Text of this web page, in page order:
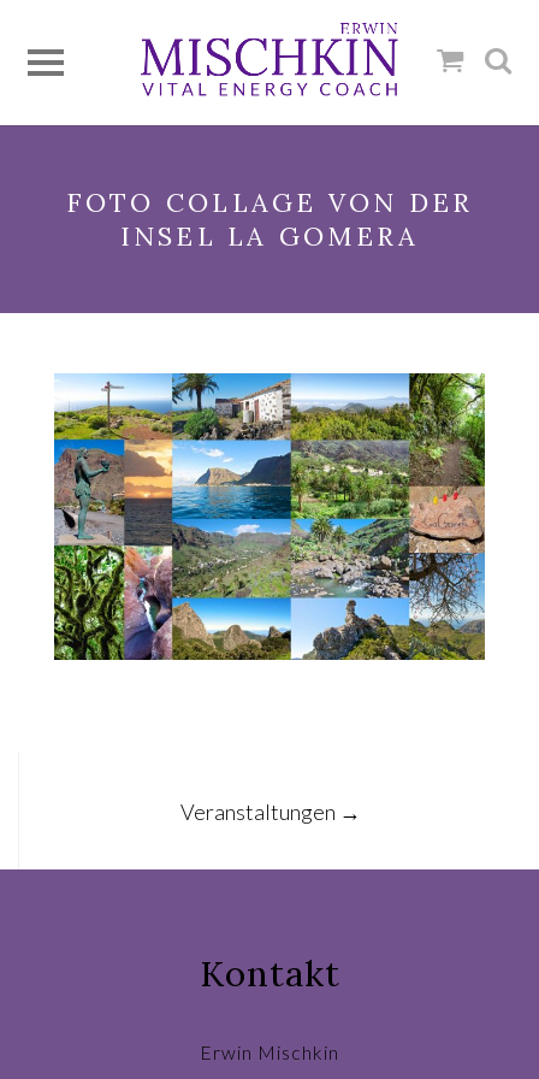
FOTO COLLAGE VON DER
INSEL LA GOMERA
navigation
Veranstaltungen →
Kontakt
Erwin Mischkin